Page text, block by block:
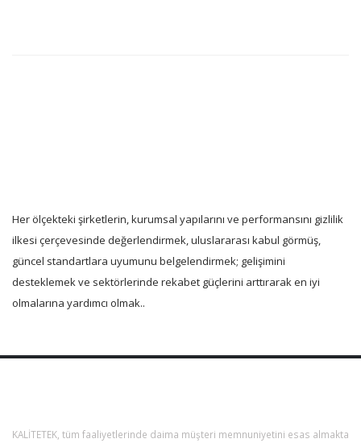
Her ölçekteki şirketlerin, kurumsal yapılarını ve performansını gizlilik
ilkesi çerçevesinde değerlendirmek, uluslararası kabul görmüş,
güncel standartlara uyumunu belgelendirmek; gelişimini
desteklemek ve sektörlerinde rekabet güçlerini arttırarak en iyi
olmalarına yardımcı olmak..
KALİTETEK, tüm faaliyetlerinde daima müşteri memnuniyetini esas almakta